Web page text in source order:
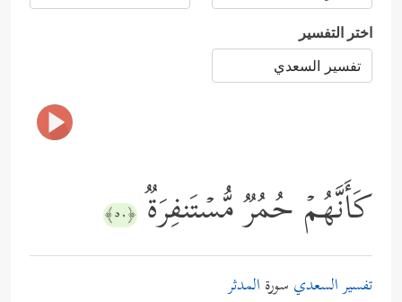
اختر التفسير
كَأَنَّهُمۡ حُمُرࣱ مُّسۡتَنفِرَةࣱ ﴿٥٠﴾
تفسير السعدي سورة المدثر